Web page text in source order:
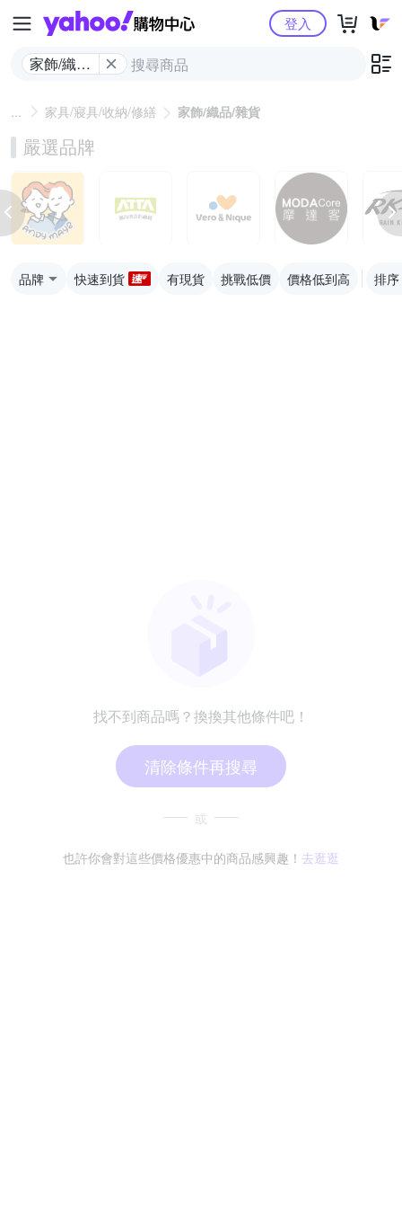
Yahoo購物中心
家飾/織品/
登入
家具/寢具/收納/修繕 家飾/織品/雜貨
嚴選品牌
品牌 快速到貨 有現貨 挑戰低價 價格低到高 排序
找不到商品嗎？換換其他條件吧！
清除條件再搜尋
或
也許你會對這些價格優惠中的商品感興趣！ 去逛逛